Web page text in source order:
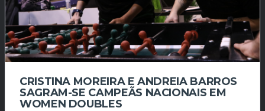
CRISTINA MOREIRA E ANDREIA BARROS
SAGRAM-SE CAMPEÃS NACIONAIS EM
WOMEN DOUBLES